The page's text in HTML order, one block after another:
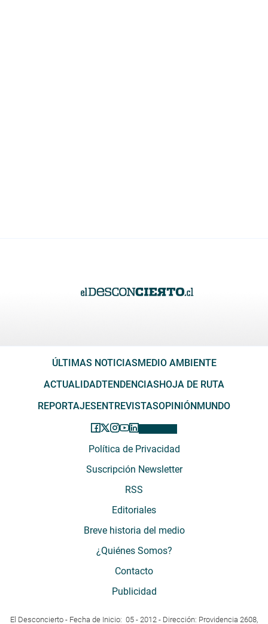
ÚLTIMAS NOTICIASMEDIO AMBIENTE
ACTUALIDADTENDENCIASHOJA DE RUTA
REPORTAJESENTREVISTASOPINIÓNMUNDO
Política de Privacidad
Suscripción Newsletter
RSS
Editoriales
Breve historia del medio
¿Quiénes Somos?
Contacto
Publicidad
El Desconcierto - Fecha de Inicio: 05 - 2012 - Dirección: Providencia 2608,